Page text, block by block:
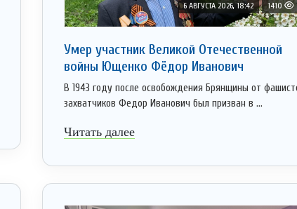
6 АВГУСТА 2026, 18:42 1410
Умер участник Великой Отечественной
войны Ющенко Фёдор Иванович
В 1943 году после освобождения Брянщины от
захватчиков Федор Иванович был призван в ...
Читать далее